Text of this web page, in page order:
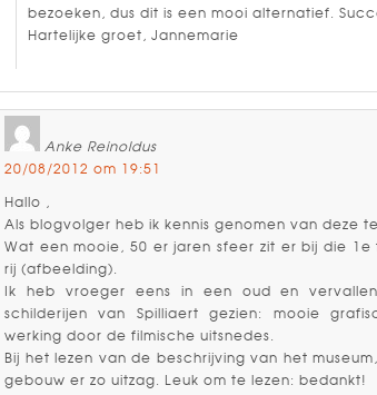
bezoeken, dus dit is een mooi alternatief.
Hartelijke groet, Jannemarie
Anke Reinoldus
20/08/2012 om 19:51
Hallo ,
Als blogvolger heb ik kennis genomen van deze
Wat een mooie, 50 er jaren sfeer zit er bij die
rij (afbeelding).
Ik heb vroeger eens in een oud en
schilderijen van Spilliaert gezien: mooie
werking door de filmische uitsnedes.
Bij het lezen van de beschrijving van het
gebouw er zo uitzag. Leuk om te lezen: bedankt!